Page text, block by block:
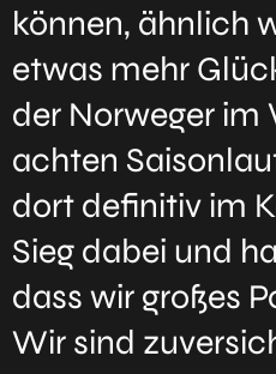
können, ähnlich
etwas mehr
der Norweger im
achten
dort definitiv im
Sieg dabei und
dass wir großes
Wir sind